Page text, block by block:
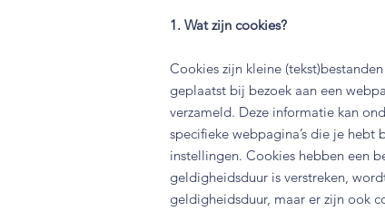
1. Wat zijn cookies?
Cookies zijn kleine
geplaatst bij bezoek aan een
verzameld. Deze informatie kan
specifieke webpagina’s die je
instellingen. Cookies hebben een
geldigheidsduur is verstreken,
geldigheidsduur, maar er zijn ook